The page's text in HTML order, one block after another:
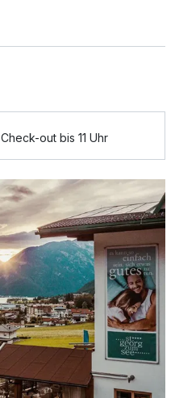
p.P. ab 340,00 €
Check-out bis 11 Uhr